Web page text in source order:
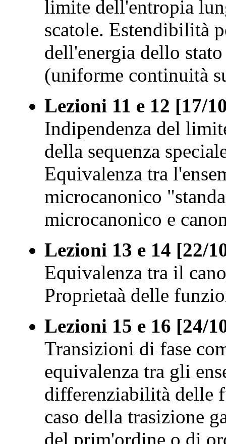
limite dell'entropia
scatole. Estendibilità
dell'energia dello
(uniforme continuità
Lezioni 11 e 12 [17/
Indipendenza del
della sequenza
Equivalenza tra
microcanonico
microcanonico e
Lezioni 13 e 14 [22/
Equivalenza tra il
Proprietaà delle
Lezioni 15 e 16 [24/
Transizioni di fase
equivalenza tra gli
differenziabilità delle
caso della trasizione
del prim'ordine o di